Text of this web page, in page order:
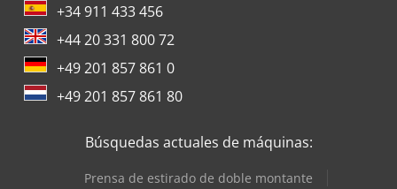
+34 911 433 456
+44 20 331 800 72
+49 201 857 861 0
+49 201 857 861 80
Búsquedas actuales de máquinas:
Prensa de estirado de doble montante